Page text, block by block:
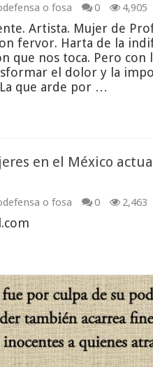
o fosa 0 4,905
Artista. Mujer de
fervor. Harta de la
que nos toca. Pero con
el dolor y la
que arde por …
en el México
o fosa 0 2,463